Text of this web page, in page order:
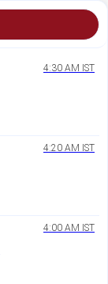
4:30 AM IST
4:20 AM IST
4:00 AM IST